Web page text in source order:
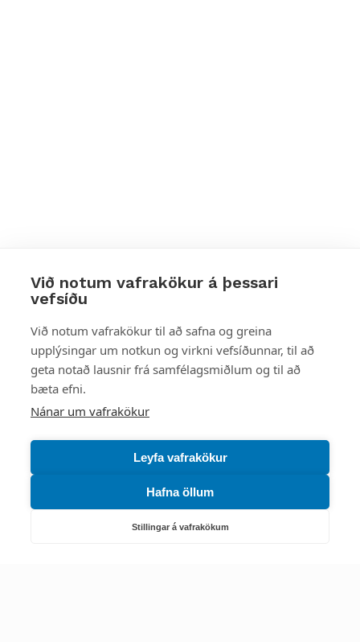
Við notum vafrakökur á þessari
vefsíðu
Við notum vafrakökur til að safna og greina
upplýsingar um notkun og virkni vefsíðunnar, til að
geta notað lausnir frá samfélagsmiðlum og til að
bæta efni.
Nánar um vafrakökur
Leyfa vafrakökur
Hafna öllum
Stillingar á vafrakökum
Styttu þér leið
Mest skoðað
Starfsstöðvar
Náttúruverndarstofnun
Veiðimál, friðlýst svæði, landvarsla og náttúruvernd